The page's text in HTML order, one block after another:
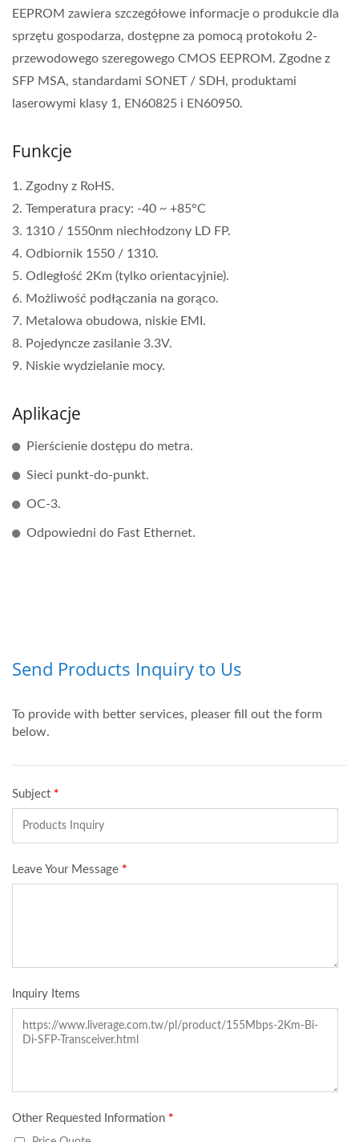
EEPROM zawiera szczegółowe informacje o produkcie dla
sprzętu gospodarza, dostępne za pomocą protokołu 2-
przewodowego szeregowego CMOS EEPROM. Zgodne z
SFP MSA, standardami SONET / SDH, produktami
laserowymi klasy 1, EN60825 i EN60950.
Funkcje
1. Zgodny z RoHS.
2. Temperatura pracy: -40 ~ +85°C
3. 1310 / 1550nm niechłodzony LD FP.
4. Odbiornik 1550 / 1310.
5. Odległość 2Km (tylko orientacyjnie).
6. Możliwość podłączania na gorąco.
7. Metalowa obudowa, niskie EMI.
8. Pojedyncze zasilanie 3.3V.
9. Niskie wydzielanie mocy.
Aplikacje
Pierścienie dostępu do metra.
Sieci punkt-do-punkt.
OC-3.
Odpowiedni do Fast Ethernet.